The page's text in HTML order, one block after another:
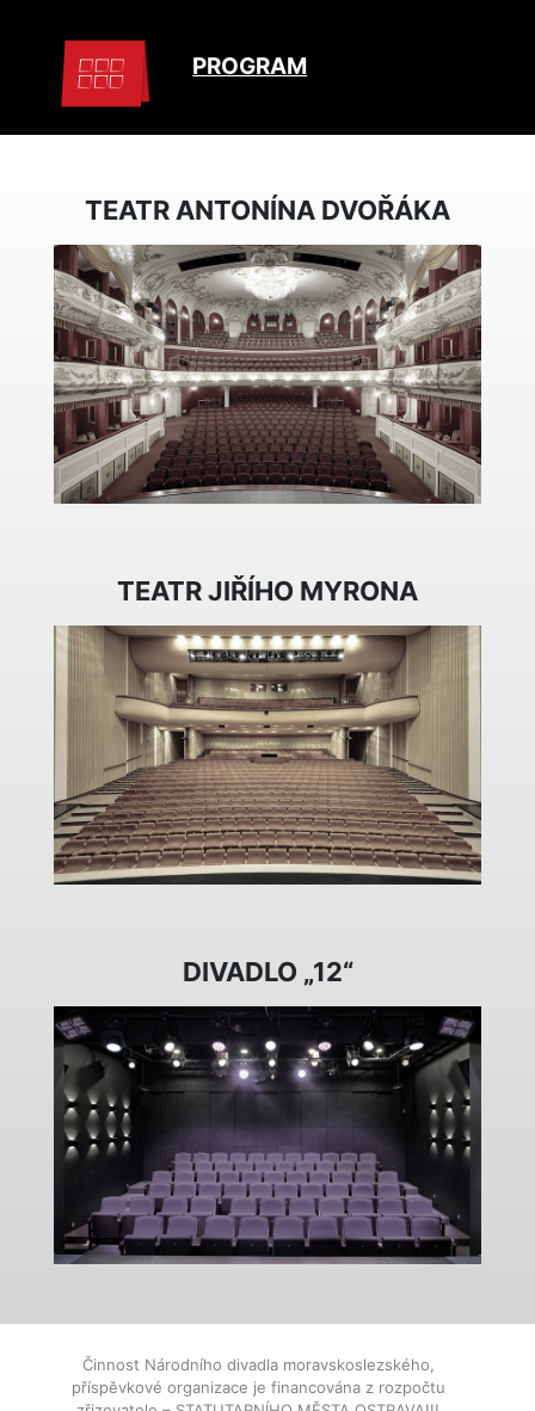
PROGRAM
TEATR ANTONÍNA DVOŘÁKA
TEATR JIŘÍHO MYRONA
DIVADLO „12“
Činnost Národního divadla moravskoslezského,
příspěvkové organizace je financována z rozpočtu